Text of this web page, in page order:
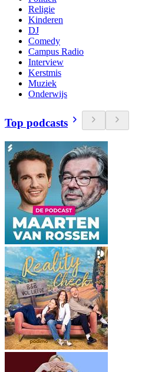
Religie
Kinderen
DJ
Comedy
Campus Radio
Interview
Kerstmis
Muziek
Onderwijs
Top podcasts